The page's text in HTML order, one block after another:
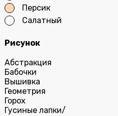
Персик
Салатный
Рисунок
Абстракция
Бабочки
Вышивка
Геометрия
Горох
Гусиные лапки/